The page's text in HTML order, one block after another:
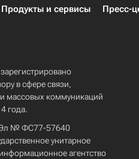
Продукты и сервисы Пресс-
в сфере связи,
массовых коммуникаций
года.
Эл № ФС77-57640
унитарное
агентство